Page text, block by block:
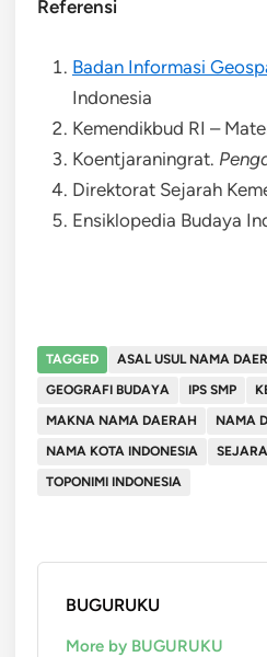
Referensi
Badan Informasi
Indonesia
Kemendikbud RI –
Koentjaraningrat.
Direktorat Sejarah
Ensiklopedia Budaya
TAGGED ASAL USUL NAMA
GEOGRAFI BUDAYA
IPS SMP
MAKNA NAMA DAERAH
NAMA
NAMA KOTA INDONESIA
TOPONIMI INDONESIA
BUGURUKU
More by BUGURUKU